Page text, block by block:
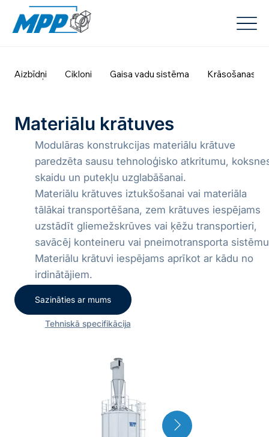
Aizbīdņi Cikloni Gaisa vadu sistēma Krāsošanas
Materiālu krātuves
Modulāras konstrukcijas materiālu krātuve
paredzēta sausu tehnoloģisko atkritumu,
skaidu un putekļu uzglabāšanai.
Materiālu krātuves iztukšošanai vai materiāla
tālākai transportēšana, zem krātuves iespējams
uzstādīt gliemežskrūves vai ķēžu transportieri,
savācēj konteineru vai pneimotransporta
Materiālu krātuvi iespējams aprīkot ar kādu no
irdinātājiem.
Tehniskā specifikācija
Sazināties ar mums